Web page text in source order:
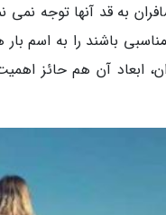
به قد آنها توجه نمی
باشند را به اسم
ابعاد آن هم حائز